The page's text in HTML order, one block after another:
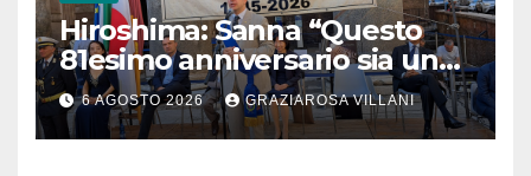
Hiroshima: Sanna “Questo
81esimo anniversario sia un
monito per tutti”
6 AGOSTO 2026 GRAZIAROSA VILLANI